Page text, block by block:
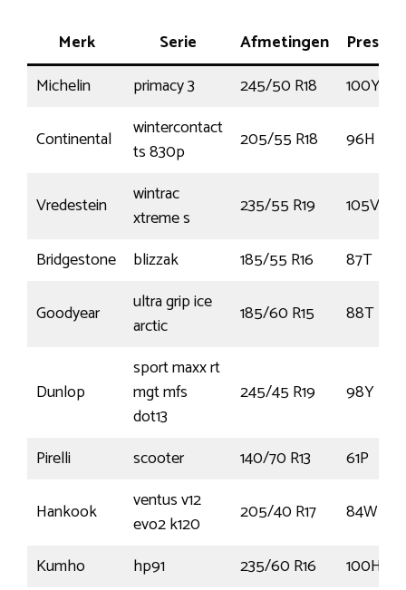
Merk Serie Afmetingen
Michelin
primacy 3 245/50 R18
100Y
Continental
wintercontact
ts 830p
205/55 R18 96H
Vredestein
wintrac
xtreme s
235/55 R19
105V
Bridgestone
blizzak 185/55 R16
87T
Goodyear
ultra grip ice
arctic
185/60 R15 88T
Dunlop
sport maxx rt
mgt mfs
dot13
245/45 R19 98Y
Pirelli scooter 140/70 R13
61P
Hankook
ventus v12
evo2 k120
205/40 R17
84W
Kumho
hp91 235/60 R16
100H